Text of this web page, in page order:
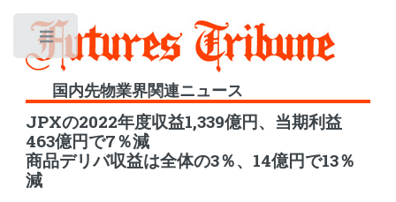
国内先物業界関連ニュース
JPXの2022年度収益1,339億円、当期利益
463億円で7％減
商品デリバ収益は全体の3％、14億円で13％
減
Toggle